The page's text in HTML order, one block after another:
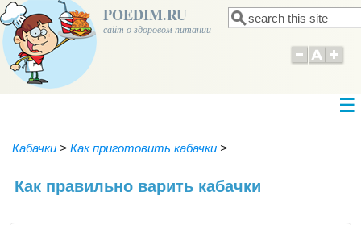
POEDIM.RU
сайт о здоровом питании Форма поиска
Поиск
Кабачки > Как приготовить кабачки >
Как правильно варить кабачки